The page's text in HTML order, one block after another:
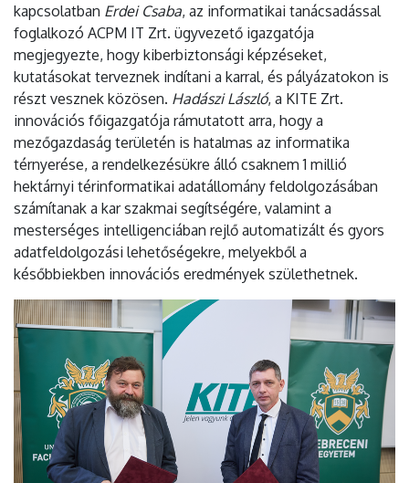
kapcsolatban Erdei Csaba, az informatikai tanácsadással
foglalkozó ACPM IT Zrt. ügyvezető igazgatója
megjegyezte, hogy kiberbiztonsági képzéseket,
kutatásokat terveznek indítani a karral, és pályázatokon is
részt vesznek közösen. Hadászi László, a KITE Zrt.
innovációs főigazgatója rámutatott arra, hogy a
mezőgazdaság területén is hatalmas az informatika
térnyerése, a rendelkezésükre álló csaknem 1 millió
hektárnyi térinformatikai adatállomány feldolgozásában
számítanak a kar szakmai segítségére, valamint a
mesterséges intelligenciában rejlő automatizált és gyors
adatfeldolgozási lehetőségekre, melyekből a
későbbiekben innovációs eredmények születhetnek.